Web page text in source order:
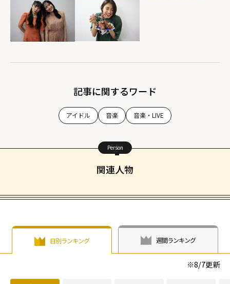
記事に関するワード
アイドル 音楽 音楽・LIVE
Person
関連人物
日別ランキング 週間ランキング
※8/7更新